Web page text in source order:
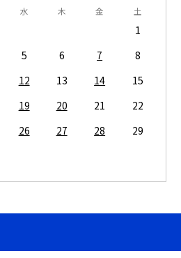
水 木 金 土
1
5 6 7
8
12 13 14
15
19 20 21
22
26 27 28
29